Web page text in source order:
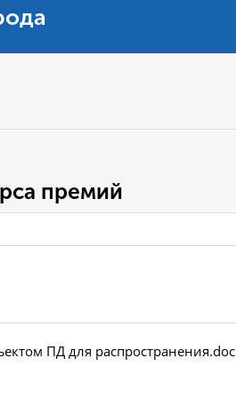
премий
ПД для распространения.doc